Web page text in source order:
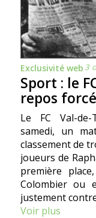
Exclusivité web3
Sport : le
repos
Le FC Val-
samedi, un
classement de
joueurs de
première
Colombier ou
justement
Voir plus